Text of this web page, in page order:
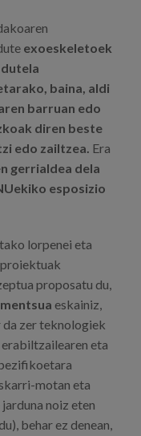
exoeskeletoek
baina, aldi
barruan edo
diren beste
edo zailtzea. Era
gerrialdea dela
esposizio
lorpenei eta
proiektuak
proposatu du,
eskainiz,
zer teknologiek
eta
motan eta
noiz eten
behar ez denean,